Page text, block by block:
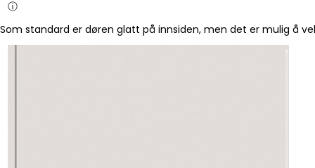
ⓘ
Som standard er døren glatt på innsiden, men det er mulig å